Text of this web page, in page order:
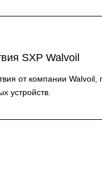
SXP Walvoil
от компании Walvoil,
устройств.